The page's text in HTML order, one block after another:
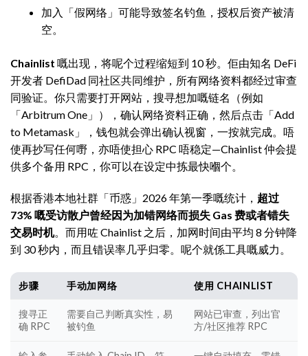
加入「假网络」可能导致签名钓鱼，授权后资产被清
空。
Chainlist 嘅出现，将呢个过程缩短到 10 秒。佢由知名 DeFi
开发者 DefiDad 同社区共同维护，所有网络资料都经过审查
同验证。你只需要打开网站，搜寻想加嘅链名（例如
「Arbitrum One」），确认网络资料正确，然后点击「Add
to Metamask」，钱包就会弹出确认视窗，一按就完成。唔
使再抄写任何嘢，亦唔使担心 RPC 唔稳定—Chainlist 仲会提
供多个备用 RPC，你可以在设定中拣最快嗰个。
根据香港本地社群「币惑」2026 年第一季嘅统计， 超过
73% 嘅受访散户曾经因为加错网络而损失 Gas 费或者错失
交易时机。而用咗 Chainlist 之后，加网时间由平均 8 分钟降
到 30 秒内，而且错误率几乎归零。呢个就係工具嘅威力。
步骤 手动加网络 使用 CHAINLIST
搜寻正
确 RPC
需要自己判断真实性，易
被钓鱼
网站已审查，列出官
方/社区推荐 RPC